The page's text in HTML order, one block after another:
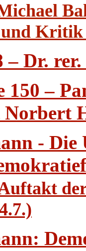
und Kritik
– Dr.
150 –
Norbert
-